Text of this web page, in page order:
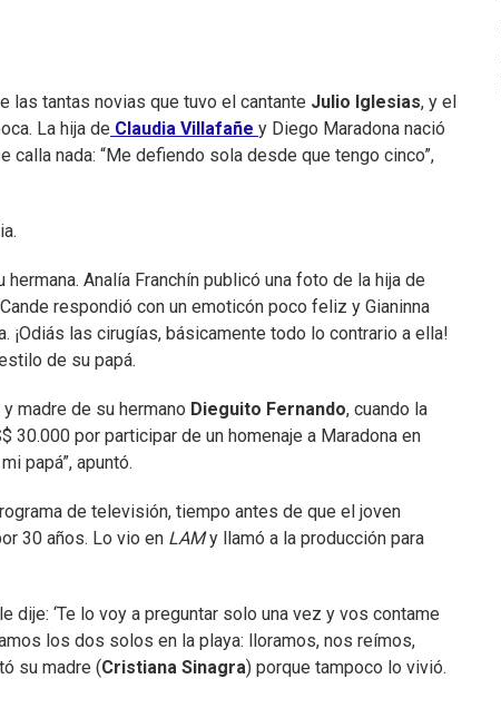
las tantas novias que tuvo el cantante Julio Iglesias, y el
La hija de Claudia Villafañe y Diego Maradona nació
nada: “Me defiendo sola desde que tengo cinco”,
hermana. Analía Franchín publicó una foto de la hija de
respondió con un emoticón poco feliz y Gianinna
¡Odiás las cirugías, básicamente todo lo contrario a ella!
de su papá.
madre de su hermano Dieguito Fernando, cuando la
30.000 por participar de un homenaje a Maradona en
papá”, apuntó.
de televisión, tiempo antes de que el joven
30 años. Lo vio en LAMy llamó a la producción para
dije: ‘Te lo voy a preguntar solo una vez y vos contame
los dos solos en la playa: lloramos, nos reímos,
su madre (Cristiana Sinagra) porque tampoco lo vivió.